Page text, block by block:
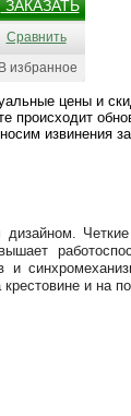
ЗАКАЗАТЬ
Сравнить
избранное
цены и
происходит
извинения
и
и на